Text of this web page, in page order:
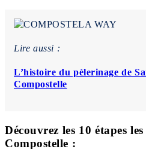
Lire aussi :
L’histoire du pèlerinage de
Compostelle
Découvrez les 10 étapes
Compostelle :